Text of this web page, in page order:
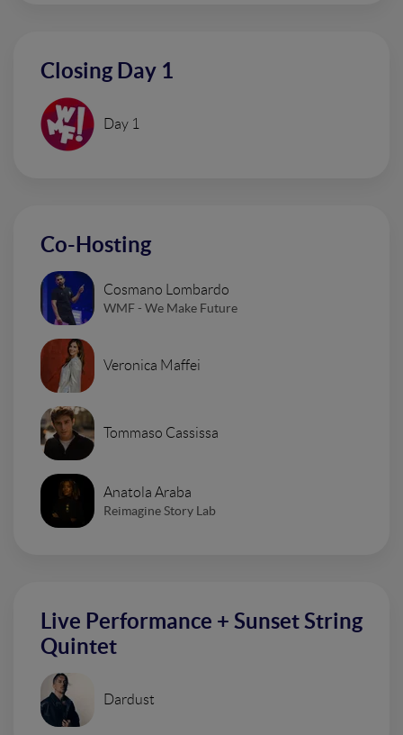
Closing Day 1
Day 1
Co-Hosting
Cosmano Lombardo
WMF - We Make Future
Veronica Maffei
Tommaso Cassissa
Anatola Araba
Reimagine Story Lab
Live Performance + Sunset String
Quintet
Dardust